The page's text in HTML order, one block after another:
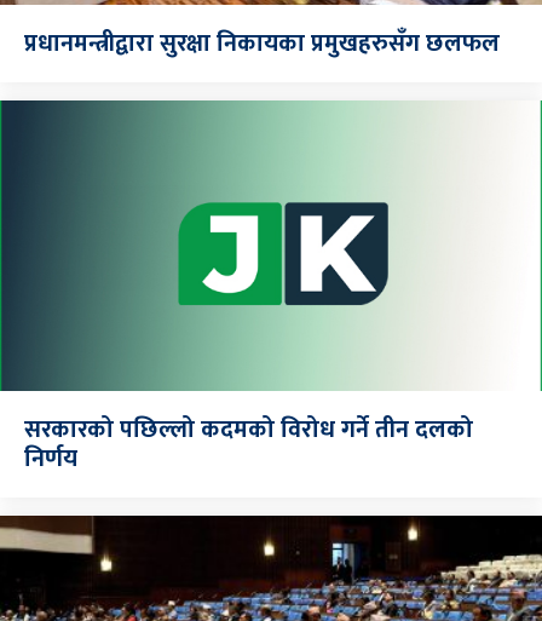
प्रधानमन्त्रीद्वारा सुरक्षा निकायका प्रमुखहरुसँग छलफल
सरकारको पछिल्लो कदमको विरोध गर्ने तीन दलको
निर्णय